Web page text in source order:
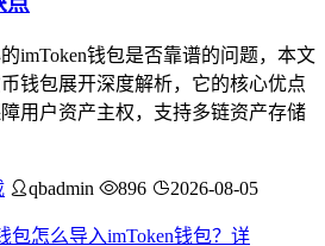
imToken钱包是否靠谱的问题，本文
钱包展开深度解析，它的核心优点
用户资产主权，支持多链资产存储
qbadmin 896 2026-08-05